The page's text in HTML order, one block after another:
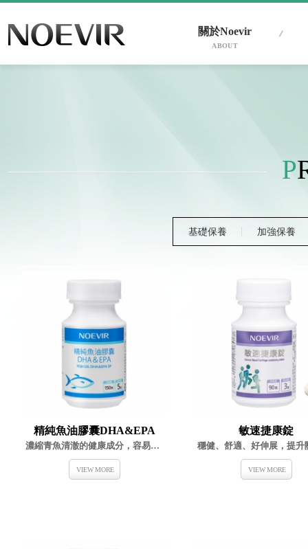
關於Noevir
ABOUT
P
基礎保養 加強保養
精純魚油膠囊DHA&EPA
濃縮青魚清澈的健康成分，容易攝取的DHA&EPA
VIEW MORE
敏速捷康錠
VIEW MORE